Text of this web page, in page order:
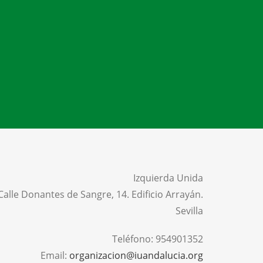
Izquierda Unida
Donantes de Sangre, 14. Edificio Arrayán.
Sevilla
Teléfono: 954901352
Email: organizacion@iuandalucia.org